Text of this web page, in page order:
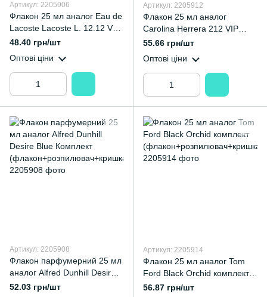
Артикул: 2205906
Флакон 25 мл аналог Eau de
Lacoste Lacoste L. 12.12 Vert
Комплект
а)
48.40 грн/шт
Оптові ціни
Артикул: 2205912
Флакон 25 мл аналог
Carolina Herrera 212 VIP
комплект
а)
55.66 грн/шт
Оптові ціни
Артикул: 2205908
Флакон парфумерний 25 мл
аналог Alfred Dunhill Desire
Blue Комплект
52.03 грн/шт
Артикул: 2205914
Флакон 25 мл аналог Tom
Ford Black Orchid комплект
(флакон+розпилювач+кришк
56.87 грн/шт